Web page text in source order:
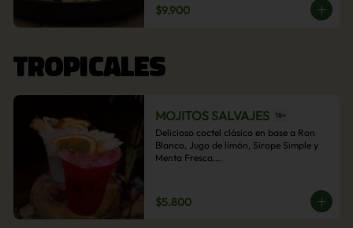
acompañamiento de papas fritas.
$9.900
TROPICALES
MOJITOS SALVAJES
Delicioso coctel clásico en base a Ron
Blanco, Jugo de limón, Sirope Simple y
Menta Fresca.
$5.800